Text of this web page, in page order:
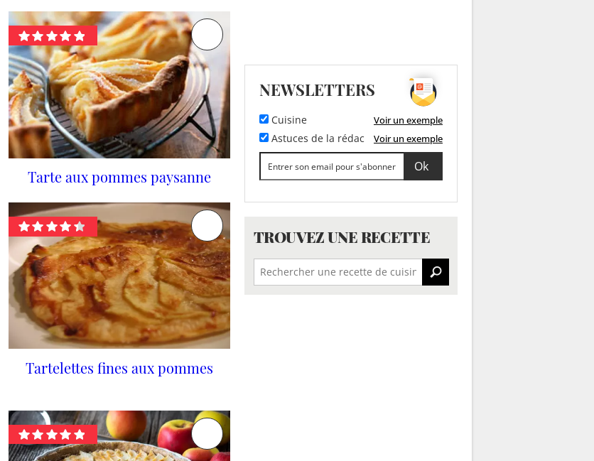
Tarte aux pommes paysanne
Tartelettes fines aux pommes
NEWSLETTERS
Cuisine Voir un exemple
Astuces de la rédac Voir un exemple
TROUVEZ UNE RECETTE